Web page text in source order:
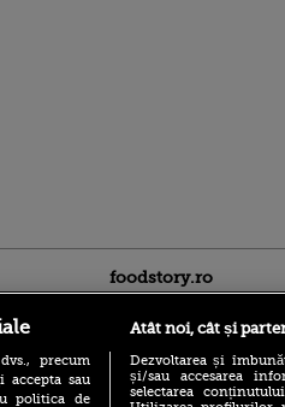
foodstory.ro
precum
accepta sau
politica de
Atât noi, cât și
Dezvoltarea și
și/sau accesarea
selectarea